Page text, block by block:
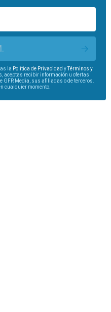
la Política de Privacidad yTérminos y
aceptas recibir información u ofertas
Media, sus afiliadas o de terceros.
cualquier momento.